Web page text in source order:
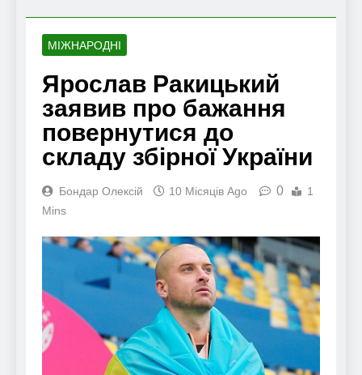
МІЖНАРОДНІ
Ярослав Ракицький
заявив про бажання
повернутися до
складу збірної України
Бондар Олексій 10 Місяців Ago 0
1
Mins